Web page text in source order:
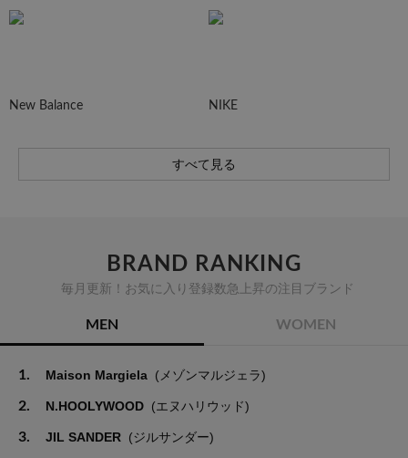
New Balance NIKE
すべて見る
BRAND RANKING
毎月更新！お気に入り登録数急上昇の注目ブランド
MEN WOMEN
1. Maison Margiela (メゾンマルジェラ)
2. N.HOOLYWOOD (エヌハリウッド)
3. JIL SANDER (ジルサンダー)